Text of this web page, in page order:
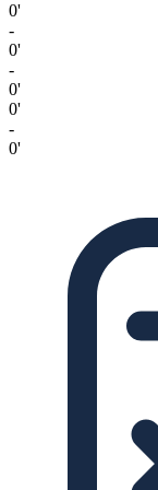
0'
-
0'
-
0'
0'
-
0'